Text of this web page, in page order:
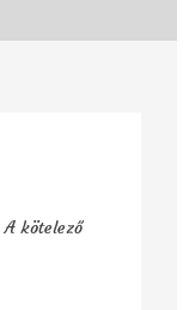
A kötelező